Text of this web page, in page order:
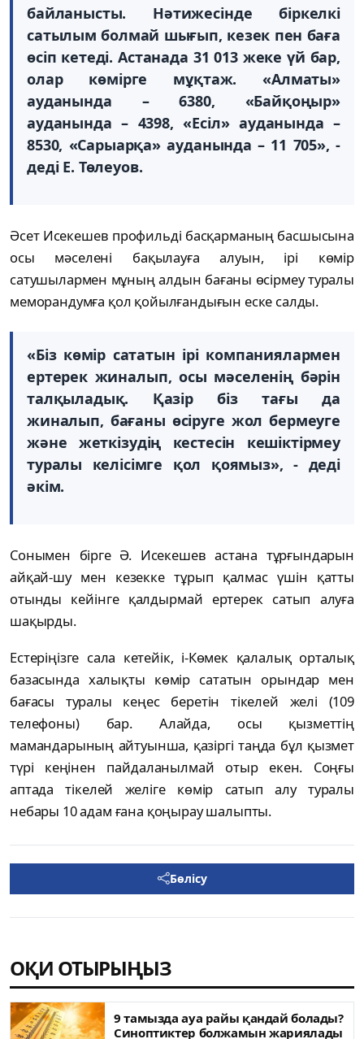
байланысты. Нәтижесінде біркелкі
сатылым болмай шығып, кезек пен баға
өсіп кетеді. Астанада 31 013 жеке үй бар,
олар көмірге мұқтаж. «Алматы»
ауданында – 6380, «Байқоңыр»
ауданында – 4398, «Есіл» ауданында –
8530, «Сарыарқа» ауданында – 11 705», -
деді Е. Төлеуов.
Әсет Исекешев профильді басқарманың басшысына
осы мәселені бақылауға алуын, ірі көмір
сатушылармен мұның алдын бағаны өсірмеу туралы
меморандумға қол қойылғандығын еске салды.
«Біз көмір сататын ірі компаниялармен
ертерек жиналып, осы мәселенің бәрін
талқыладық. Қазір біз тағы да
жиналып, бағаны өсіруге жол бермеуге
және жеткізудің кестесін кешіктірмеу
туралы келісімге қол қоямыз», - деді
әкім.
Сонымен бірге Ә. Исекешев астана тұрғындарын
айқай-шу мен кезекке тұрып қалмас үшін қатты
отынды кейінге қалдырмай ертерек сатып алуға
шақырды.
Естеріңізге сала кетейік, i-Көмек қалалық орталық
базасында халықты көмір сататын орындар мен
бағасы туралы кеңес беретін тікелей желі (109
телефоны) бар. Алайда, осы қызметтің
мамандарының айтуынша, қазіргі таңда бұл қызмет
түрі кеңінен пайдаланылмай отыр екен. Соңғы
аптада тікелей желіге көмір сатып алу туралы
небары 10 адам ғана қоңырау шалыпты.
Бөлісу
ОҚИ ОТЫРЫҢЫЗ
9 тамызда ауа райы қандай болады?
Синоптиктер болжамын жариялады